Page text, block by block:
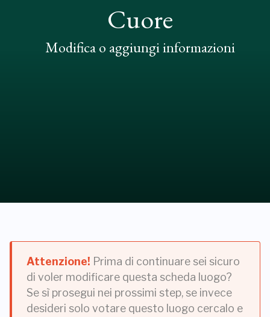
Cuore
Modifica o aggiungi informazioni
Attenzione! Prima di continuare sei sicuro
di voler modificare questa scheda luogo?
Se sì prosegui nei prossimi step, se invece
desideri solo votare questo luogo cercalo e